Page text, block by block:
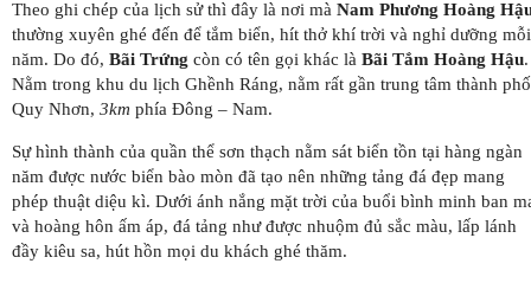
Theo ghi chép của lịch sử thì đây là nơi mà Nam Phương Hoàng
thường xuyên ghé đến để tắm biển, hít thở khí trời và nghỉ dưỡng mỗi
năm. Do đó, Bãi Trứng còn có tên gọi khác là Bãi Tắm Hoàng Hậu.
Nằm trong khu du lịch Ghềnh Ráng, nằm rất gần trung tâm thành phố
Quy Nhơn, 3km phía Đông – Nam.
Sự hình thành của quần thể sơn thạch nằm sát biển tồn tại hàng ngàn
năm được nước biển bào mòn đã tạo nên những tảng đá đẹp mang
phép thuật diệu kì. Dưới ánh nắng mặt trời của buổi bình minh ban
và hoàng hôn ấm áp, đá tảng như được nhuộm đủ sắc màu, lấp lánh
đầy kiêu sa, hút hồn mọi du khách ghé thăm.